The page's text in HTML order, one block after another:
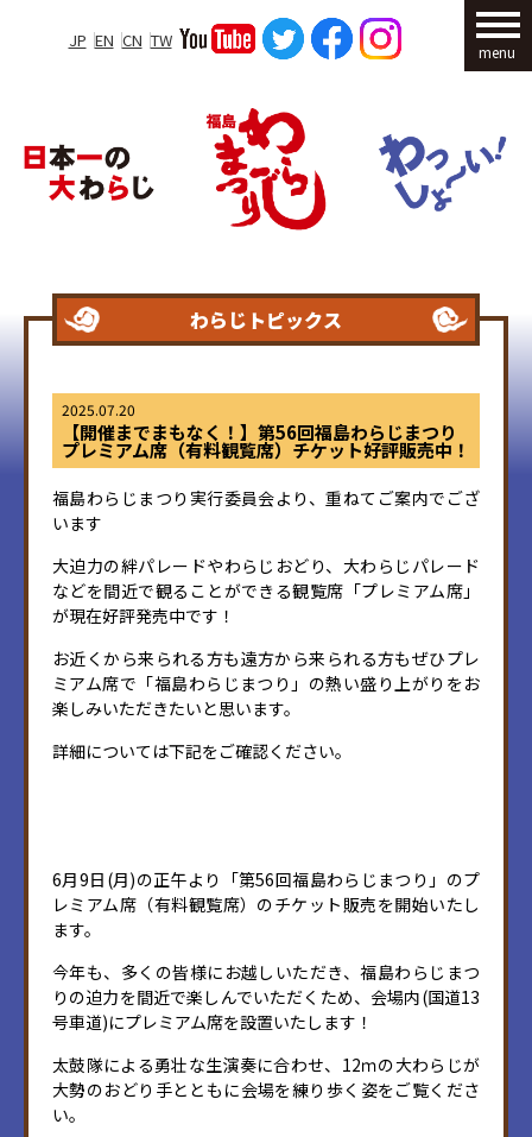
JP EN CN TW
menu
わらじトピックス
2025.07.20
【開催までまもなく！】第56回福島わらじまつり
プレミアム席（有料観覧席）チケット好評販売中！
福島わらじまつり実行委員会より、重ねてご案内でござ
います
大迫力の絆パレードやわらじおどり、大わらじパレード
などを間近で観ることができる観覧席「プレミアム席」
が現在好評発売中です！
お近くから来られる方も遠方から来られる方もぜひプレ
ミアム席で「福島わらじまつり」の熱い盛り上がりをお
楽しみいただきたいと思います。
詳細については下記をご確認ください。
6月9日(月)の正午より「第56回福島わらじまつり」のプ
レミアム席（有料観覧席）のチケット販売を開始いたし
ます。
今年も、多くの皆様にお越しいただき、福島わらじまつ
りの迫力を間近で楽しんでいただくため、会場内(国道13
号車道)にプレミアム席を設置いたします！
太鼓隊による勇壮な生演奏に合わせ、12ｍの大わらじが
大勢のおどり手とともに会場を練り歩く姿をご覧くださ
い。